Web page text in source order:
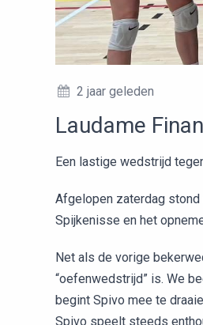
2 jaar geleden
Laudame
Een lastige wedstrijd
Afgelopen zaterdag stond
Spijkenisse en het
Net als de vorige
“oefenwedstrijd” is. We
begint Spivo mee te
Spivo speelt steeds